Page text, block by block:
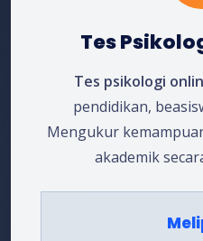
Tes
Tes psikologi
pendidikan,
Mengukur
akademik